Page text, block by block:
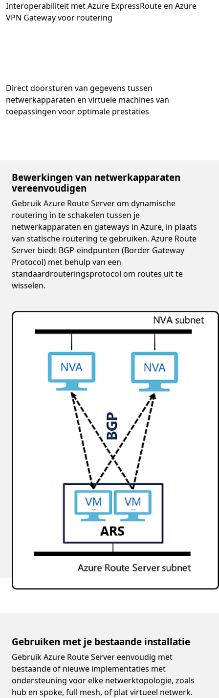
Interoperabiliteit met Azure ExpressRoute en Azure
VPN Gateway voor routering
Direct doorsturen van gegevens tussen
netwerkapparaten en virtuele machines van
toepassingen voor optimale prestaties
Bewerkingen van netwerkapparaten
vereenvoudigen
Gebruik Azure Route Server om dynamische
routering in te schakelen tussen je
netwerkapparaten en gateways in Azure, in plaats
van statische routering te gebruiken. Azure Route
Server biedt BGP-eindpunten (Border Gateway
Protocol) met behulp van een
standaardrouteringsprotocol om routes uit te
wisselen.
Gebruiken met je bestaande installatie
Gebruik Azure Route Server eenvoudig met
bestaande of nieuwe implementaties met
ondersteuning voor elke netwerktopologie, zoals
hub en spoke, full mesh, of plat virtueel netwerk.